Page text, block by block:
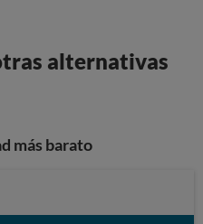
alternativas
más barato